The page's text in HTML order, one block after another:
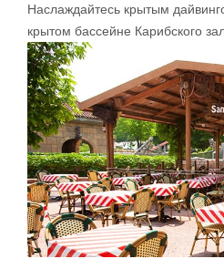
Наслаждайтесь крытым
крытом бассейне Карибского